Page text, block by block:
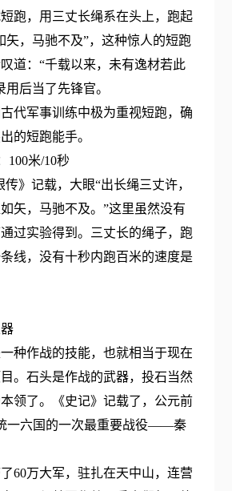
跑，用三丈长绳系在头上，跑起
矢，马驰不及”，这种惊人的短跑
道：“千载以来，未有逸材若此
后当了先锋官。
代军事训练中极为重视短跑，确
的短跑能手。
100米/10秒
》记载，大眼“出长绳三丈许，
矢，马驰不及。”这里虽然没有
过实验得到。三丈长的绳子，跑
线，没有十秒内跑百米的速度是
种作战的技能，也就相当于现在
。石头是作战的武器，投石当然
领了。《史记》记载了，公元前
一六国的一次最重要战役——秦
60万大军，驻扎在天中山，连营